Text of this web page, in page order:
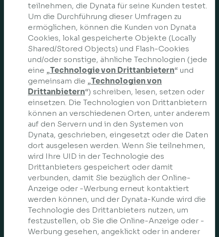
teilnehmen, die Dynata für seine Kunden testet.
Um die Durchführung dieser Umfragen zu
ermöglichen, können die Kunden von Dynata
Cookies, lokal gespeicherte Objekte (Locally
Shared/Stored Objects) und Flash-Cookies
und/oder sonstige, ähnliche Technologien (jede
eine „Technologie von Drittanbietern“ und
gemeinsam die „Technologien von
Drittanbietern“) schreiben, lesen, setzen oder
einsetzen. Die Technologien von Drittanbietern
können an verschiedenen Orten, unter anderem
auf den Servern und in den Systemen von
Dynata, geschrieben, eingesetzt oder die Daten
dort ausgelesen werden. Wenn Sie teilnehmen,
wird Ihre UID in der Technologie des
Drittanbieters gespeichert oder damit
verbunden, damit Sie bezüglich der Online-
Anzeige oder -Werbung erneut kontaktiert
werden können, und der Dynata-Kunde wird die
Technologie des Drittanbieters nutzen, um
festzustellen, ob Sie die Online-Anzeige oder -
Werbung gesehen, angeklickt oder in anderer